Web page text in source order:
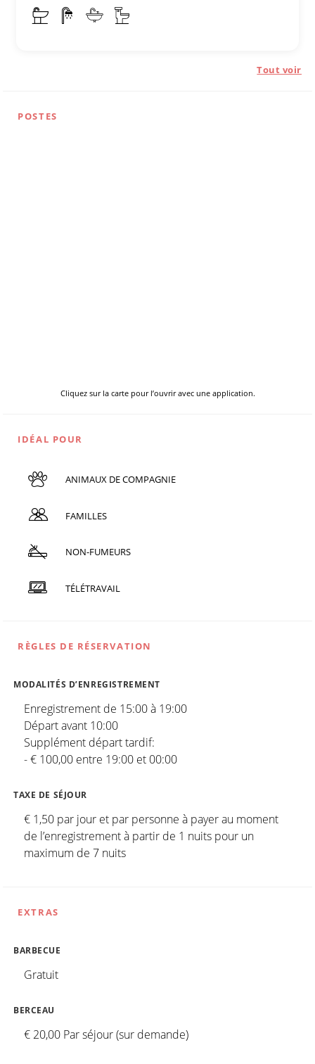
Tout voir
POSTES
Cliquez sur la carte pour l’ouvrir avec une application.
IDÉAL POUR
ANIMAUX DE COMPAGNIE
FAMILLES
NON-FUMEURS
TÉLÉTRAVAIL
RÈGLES DE RÉSERVATION
MODALITÉS D’ENREGISTREMENT
Enregistrement de 15:00 à 19:00
Départ avant 10:00
Supplément départ tardif:
- € 100,00 entre 19:00 et 00:00
TAXE DE SÉJOUR
€ 1,50 par jour et par personne à payer au moment
de l’enregistrement à partir de 1 nuits pour un
maximum de 7 nuits
EXTRAS
BARBECUE
Gratuit
BERCEAU
€ 20,00 Par séjour (sur demande)